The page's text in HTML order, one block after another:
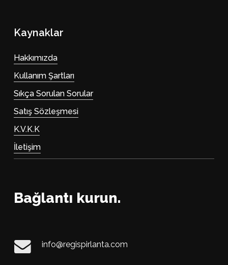
Kaynaklar
Hakkımızda
Kullanım Şartları
Sıkça Sorulan Sorular
Satış Sözleşmesi
K.V.K.K
İletişim
Bağlantı kurun.
info@regispirlanta.com